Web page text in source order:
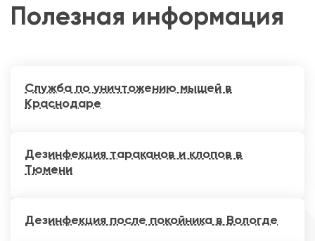
Полезная информация
Служба по уничтожению мышей в
Краснодаре
Дезинфекция тараканов и клопов в
Тюмени
Дезинфекция после покойника в Вологде